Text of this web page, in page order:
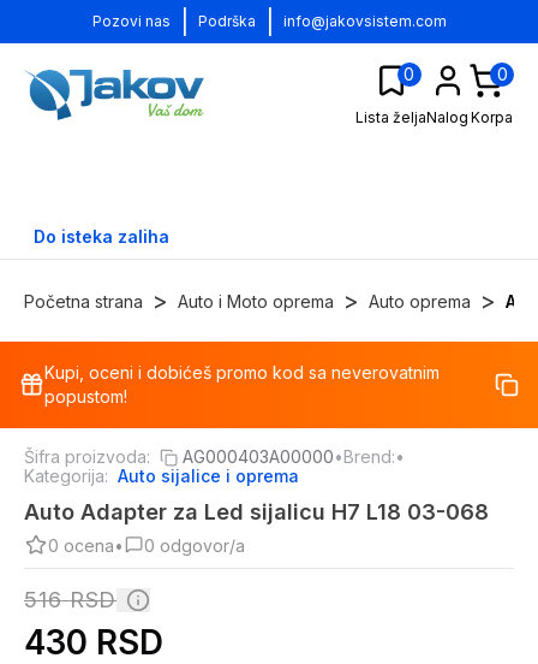
Pozovi nas Podrška info@jakovsistem.com
0
Lista željaNalog
0
Korpa
Do isteka zaliha
Početna strana > Auto i Moto oprema > Auto oprema >
%
Kupi, oceni i dobićeš promo kod sa neverovatnim
popustom!
Šifra proizvoda: AG000403A00000•Brend:•
Kategorija: Auto sijalice i oprema
Auto Adapter za Led sijalicu H7 L18 03-068
0 ocena• 0 odgovor/a
516 RSD
430 RSD